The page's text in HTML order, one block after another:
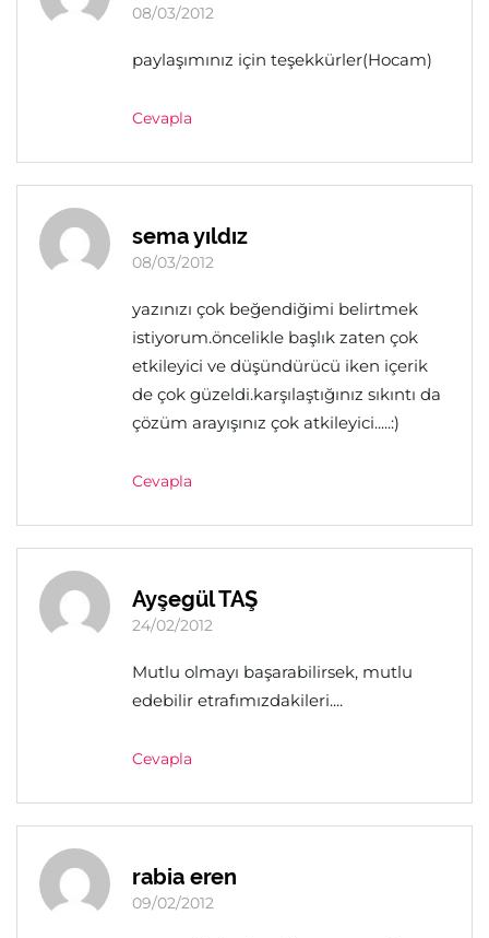
08/03/2012
paylaşımınız için teşekkürler(Hocam)
Cevapla
sema yıldız
08/03/2012
yazınızı çok beğendiğimi belirtmek
istiyorum.öncelikle başlık zaten çok
etkileyici ve düşündürücü iken içerik
de çok güzeldi.karşılaştığınız sıkıntı da
çözüm arayışınız çok atkileyici.....:)
Cevapla
Ayşegül TAŞ
24/02/2012
Mutlu olmayı başarabilirsek, mutlu
edebilir etrafımızdakileri....
Cevapla
rabia eren
09/02/2012